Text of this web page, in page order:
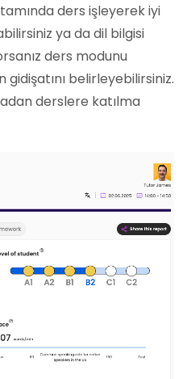
ders işleyerek iyi
ya da dil bilgisi
ders modunu
belirleyebilirsiniz.
derslere katılma